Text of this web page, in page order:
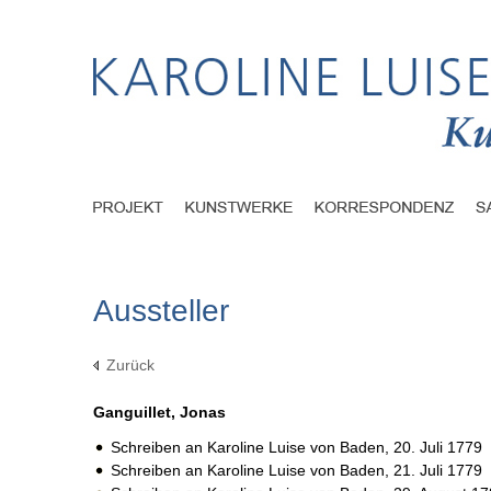
Aussteller
Zurück
Ganguillet, Jonas
Schreiben an Karoline Luise von Baden, 20. Juli 1779
Schreiben an Karoline Luise von Baden, 21. Juli 1779